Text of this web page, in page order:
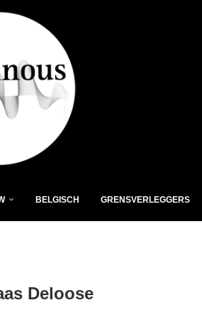
BELGISCH GRENSVERLEGGERS
Deloose